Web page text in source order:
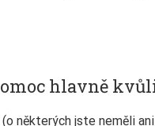
hlavně